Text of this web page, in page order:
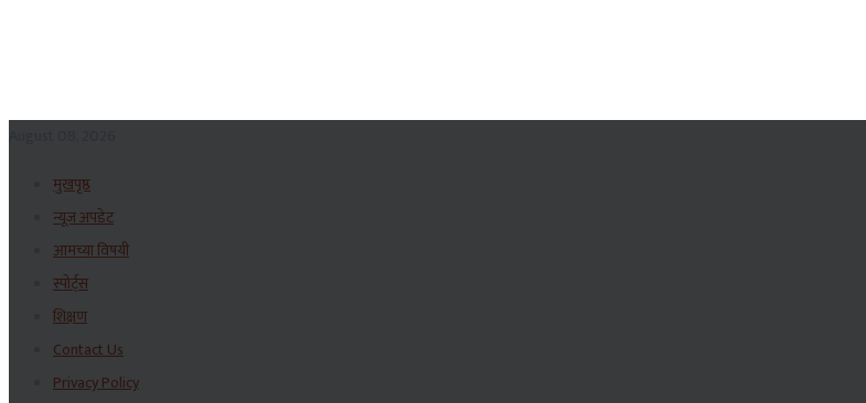
मुखपृष्ठ
न्यूज अपडेट
आमच्या विषयी
स्पोर्ट्स
शिक्षण
Contact Us
Privacy Policy